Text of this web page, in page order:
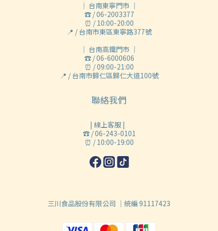
｜ 台南東寧門市 ｜
☎ / 06-2003377
⏰ / 10:00-20:00
📍 / 台南市東區東寧路377號
｜ 台南高鐵門市 ｜
☎ / 06-6000606
⏰ / 09:00-21:00
📍 / 台南市歸仁區歸仁大道100號
聯絡我們
| 線上客服 |
☎ / 06-243-0101
⏰ / 10:00-19:00
三川食品股份有限公司 ｜統編 91117423